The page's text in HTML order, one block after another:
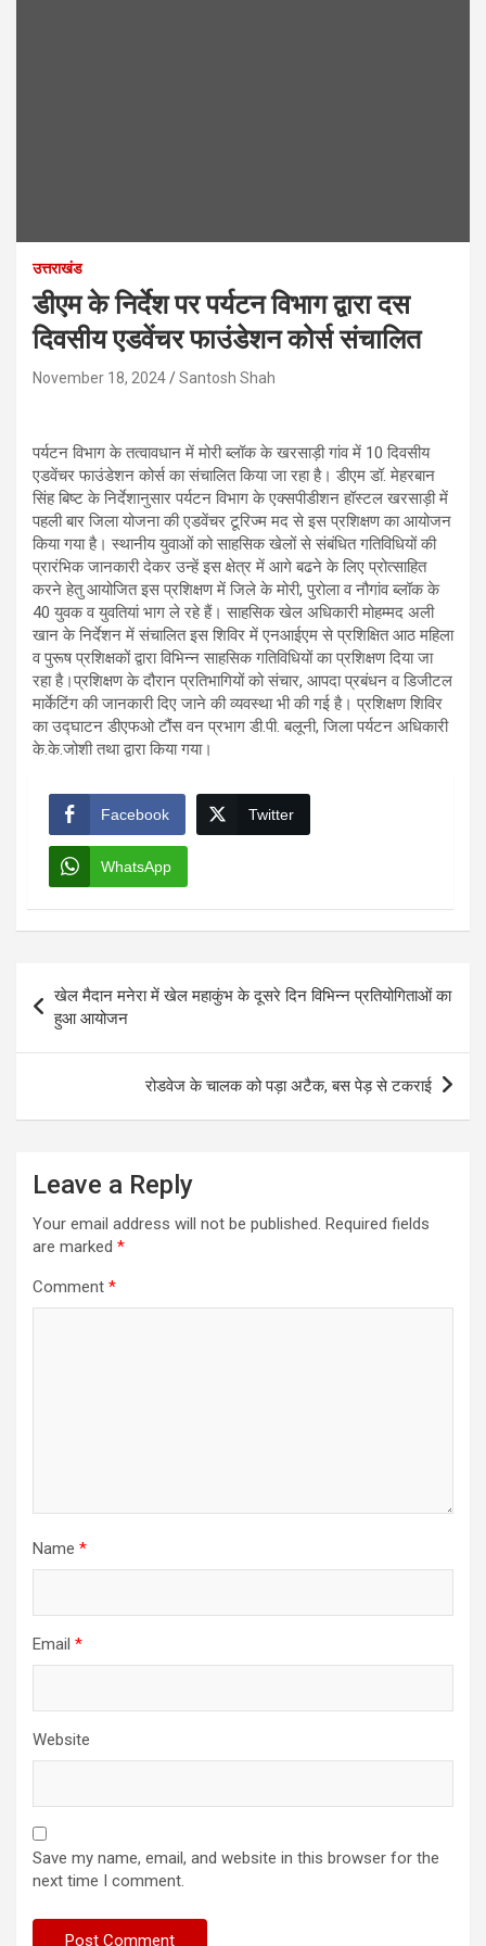
उत्तराखंड
डीएम के निर्देश पर पर्यटन विभाग द्वारा दस
दिवसीय एडवेंचर फाउंडेशन कोर्स संचालित
November 18, 2024 Santosh Shah
पर्यटन विभाग के तत्वावधान में मोरी ब्लॉक के खरसाड़ी गांव में 10 दिवसीय
एडवेंचर फाउंडेशन कोर्स का संचालित किया जा रहा है। डीएम डॉ. मेहरबान
सिंह बिष्ट के निर्देशानुसार पर्यटन विभाग के एक्सपीडीशन हॉस्टल खरसाड़ी में
पहली बार जिला योजना की एडवेंचर टूरिज्म मद से इस प्रशिक्षण का आयोजन
किया गया है। स्थानीय युवाओं को साहसिक खेलों से संबंधित गतिविधियों की
प्रारंभिक जानकारी देकर उन्हें इस क्षेत्र में आगे बढने के लिए प्रोत्साहित
करने हेतु आयोजित इस प्रशिक्षण में जिले के मोरी, पुरोला व नौगांव ब्लॉक के
40 युवक व युवतियां भाग ले रहे हैं। साहसिक खेल अधिकारी मोहम्मद अली
खान के निर्देशन में संचालित इस शिविर में एनआईएम से प्रशिक्षित आठ महिला
व पुरूष प्रशिक्षकों द्वारा विभिन्न साहसिक गतिविधियों का प्रशिक्षण दिया जा
रहा है।प्रशिक्षण के दौरान प्रतिभागियों को संचार, आपदा प्रबंधन व डिजीटल
मार्केटिंग की जानकारी दिए जाने की व्यवस्था भी की गई है। प्रशिक्षण शिविर
का उद्घाटन डीएफओ टौंस वन प्रभाग डी.पी. बलूनी, जिला पर्यटन अधिकारी
के.के.जोशी तथा द्वारा किया गया।
Facebook Twitter
WhatsApp
Post
navigation
खेल मैदान मनेरा में खेल महाकुंभ के दूसरे दिन विभिन्न प्रतियोगिताओं का
हुआ आयोजन
रोडवेज के चालक को पड़ा अटैक, बस पेड़ से टकराई
Leave a Reply
Your email address will not be published. Required fields
are marked *
Comment *
Name *
Email *
Website
Save my name, email, and website in this browser for the
next time I comment.